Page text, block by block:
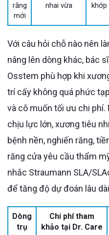
răng
mới
nhai vừa
khớp
Với câu hỏi chỗ nào nên làm Osstem, chỗ nào nên
nâng lên dòng khác, bác
Osstem phù hợp khi
trí cấy không quá phức
và cô muốn tối ưu chi phí.
chịu lực lớn, xương tiêu
bệnh nền, nghiến răng,
răng cửa yêu cầu thẩm
nhắc Straumann SLA/
để tăng độ dự đoán lâu
Dòng
trụ
Chi phí tham
khảo tại Dr. Care